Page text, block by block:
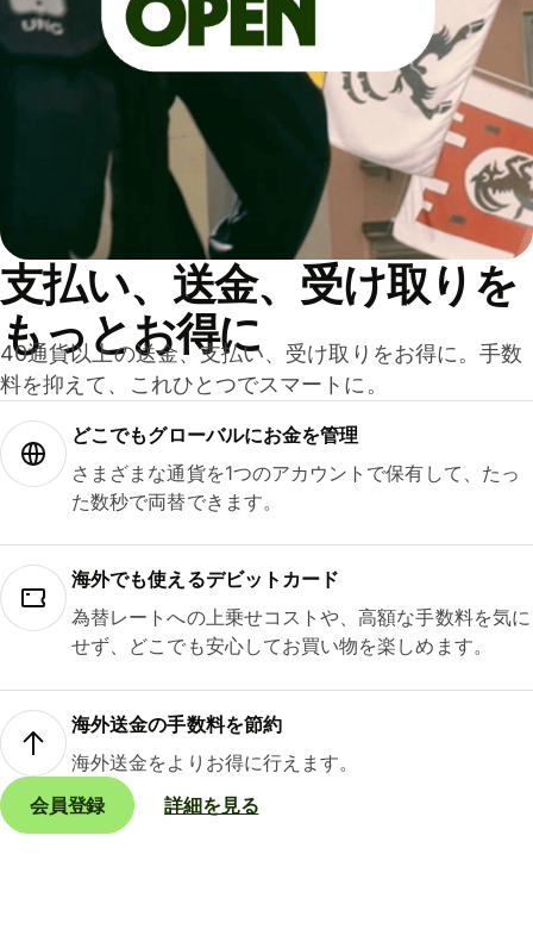
支払い、送金、受け取りを
もっとお得に
40通貨以上の送金、支払い、受け取りをお得に。手数
料を抑えて、これひとつでスマートに。
どこでもグ⁠ロ⁠ー⁠バ⁠ルにお金を管理
さまざまな通貨を1つのアカウントで保有して、たっ
た数秒で両替できます。
海外でも使えるデビットカード
為替レートへの上乗せコストや、高額な手数料を気に
せず、どこでも安心してお買い物を楽しめます。
海外送金の手数料を節約
海外送金をよりお得に行えます。
会員登録
詳細を見る